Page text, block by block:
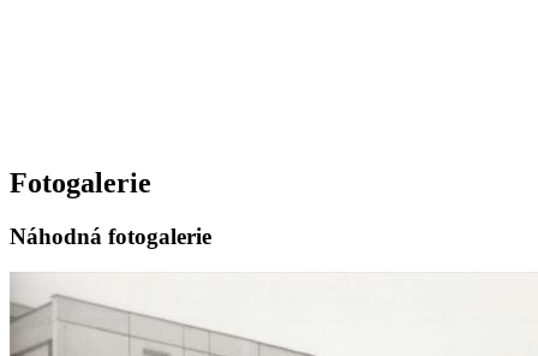
Fotogalerie
Náhodná fotogalerie